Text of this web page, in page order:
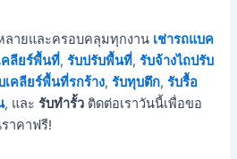
ลายและครอบคลุมทุกงาน เช่ารถแบค
คลียร์พื้นที่,รับปรับพื้นที่,รับจ้างไถปรับ
เคลียร์พื้นที่รกร้าง,รับทุบตึก,รับรื้อ
, และรับทำรั้ว ติดต่อเราวันนี้เพื่อขอ
าคาฟรี!